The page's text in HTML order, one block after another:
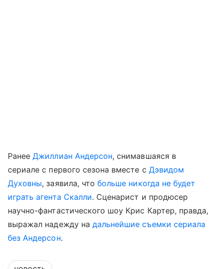
РанееДжиллиан Андерсон, снимавшаяся в
сериале с первого сезона вместе с Дэвидом
Духовны, заявила, чтобольше никогда не будет
играть агента Скалли. Сценарист и продюсер
научно-фантастического шоу Крис Картер, правда,
выражал надежду на дальнейшие съемки сериала
без Андерсон.